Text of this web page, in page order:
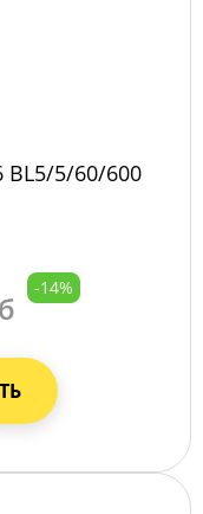
BL5/5/60/600
-14%